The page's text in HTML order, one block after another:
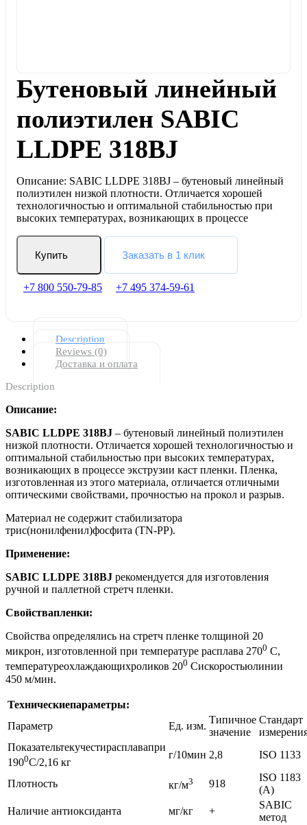
Бутеновый линейный
полиэтилен SABIC
LLDPE 318ВJ
Описание: SABIC LLDPE 318ВJ – бутеновый линейный
полиэтилен низкой плотности. Отличается хорошей
технологичностью и оптимальной стабильностью при
высоких температурах, возникающих в процессе
Купить Заказать в 1 клик
+7 800 550-79-85 +7 495 374-59-61
Description
Reviews (0)
Доставка и оплата
Description
Описание:
SABIC LLDPE 318ВJ – бутеновый линейный полиэтилен
низкой плотности. Отличается хорошей технологичностью и
оптимальной стабильностью при высоких температурах,
возникающих в процессе экструзии каст пленки. Пленка,
изготовленная из этого материала, отличается отличными
оптическими свойствами, прочностью на прокол и разрыв.
Материал не содержит стабилизатора
трис(нонилфенил)фосфита (ТN-PP).
Применение:
SABIC LLDPE 318ВJ рекомендуется для изготовления
ручной и паллетной стретч пленки.
Свойствапленки:
Свойства определялись на стретч пленке толщиной 20
микрон, изготовленной при температуре расплава 2700 С,
температуреохлаждающихроликов 200 Сискоростьюлинии
450 м/мин.
Техническиепараметры:
Параметр
Ед. изм.
Типичное
значение
Стандарт
Показательтекучестирасплавапри
1900С/2,16 кг
г/10мин 2,8 ISO 1133
Плотность кг/м3 918
ISO 1183
(А)
Наличие антиоксиданта
мг/кг +
SABIC
метод